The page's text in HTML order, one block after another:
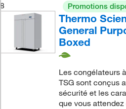
8
Promotions
Thermo
General
Boxed
Les congélateurs
TSG sont conçus
sécurité et les
que vous